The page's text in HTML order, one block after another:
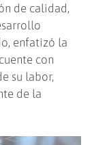
de calidad,
enfatizó la
con
su labor,
de la